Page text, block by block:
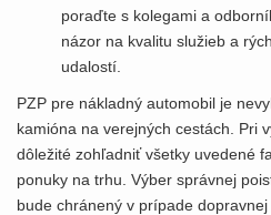
poraďte s kolegami a
názor na kvalitu služieb a
udalostí.
PZP pre nákladný automobil je
kamióna na verejných cestách. Pri
dôležité zohľadniť všetky uvedené
ponuky na trhu. Výber správnej
bude chránený v prípade